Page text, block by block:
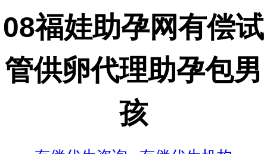
08福娃助孕网有偿试
管供卵代理助孕包男
孩